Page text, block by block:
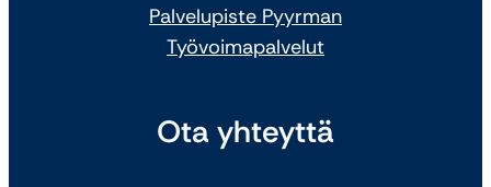
Palvelupiste Pyyrman
Työvoimapalvelut
Ota yhteyttä